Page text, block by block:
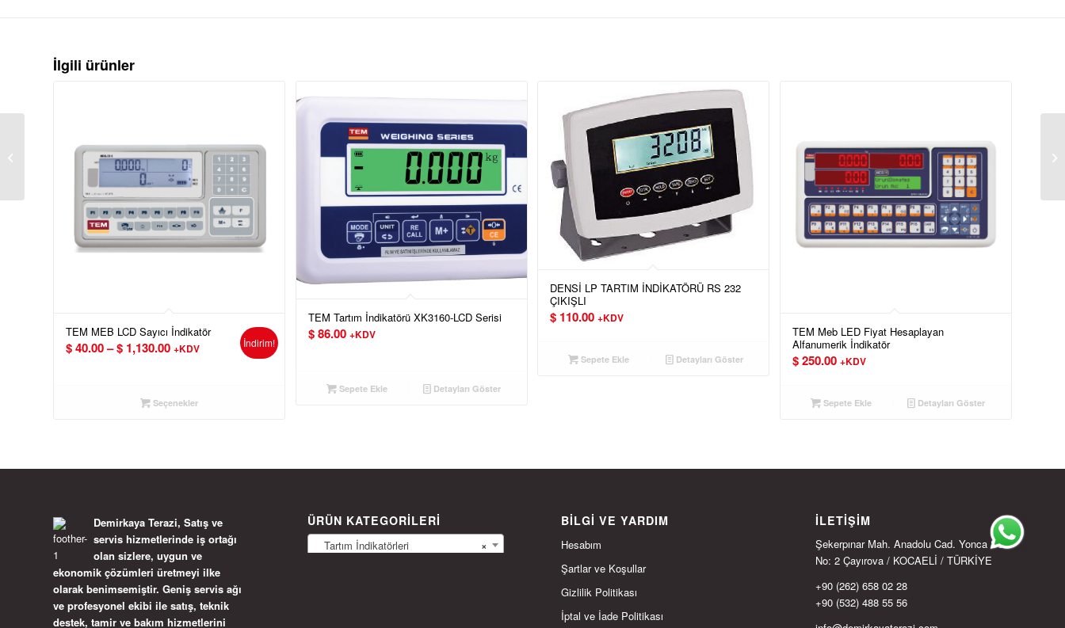
İlgili ürünler
TEM MEB LCD Sayıcı İndikatör
$40.00–$ 1,130.00Fiyat
-
+KDV İndirim!
Seçenekler
TEM Tartım İndikatörü XK3160-LCD Serisi
$86.00 +KDV
Sepete Ekle Detayları Göster
DENSİ LP TARTIM İNDİKATÖRÜ RS 232
ÇIKIŞLI
$ 110.00 +KDV
Sepete Ekle Detayları Göster
TEM Meb LED Fiyat Hesaplayan
Alfanumerik İndikatör
$250.00 +KDV
Sepete Ekle Detayları Göster
Demirkaya Terazi, Satış ve
servis hizmetlerinde iş ortağı
olan sizlere, uygun ve
ekonomik çözümleri üretmeyi ilke
olarak benimsemiştir. Geniş servis ağı
ve profesyonel ekibi ile satış, teknik
destek, tamir ve bakım hizmetlerini
ÜRÜN KATEGORILERI
×
Tartım İndikatörleri
BILGI VE YARDIM
Hesabım
Şartlar ve Koşullar
Gizlilik Politikası
İptal ve İade Politikası
İLETIŞIM
Şekerpınar Mah. Anadolu Cad. Yonca Sok.
No: 2 Çayırova / KOCAELİ / TÜRKİYE
+90 (262) 658 02 28
+90 (532) 488 55 56
Kapasiteli Vibrasyonlu
Dolum Makinası PA-